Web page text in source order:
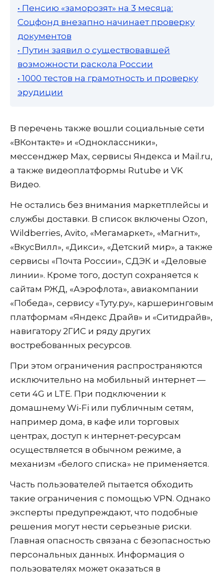
• Пенсию «заморозят» на 3 месяца:
Соцфонд внезапно начинает проверку
документов
• Путин заявил о существовавшей
возможности раскола России
• 1000 тестов на грамотность и проверку
эрудиции
В перечень также вошли социальные сети
«ВКонтакте» и «Одноклассники»,
мессенджер Max, сервисы Яндекса и Mail.ru,
а также видеоплатформы Rutube и VK
Видео.
Не остались без внимания маркетплейсы и
службы доставки. В список включены Ozon,
Wildberries, Avito, «Мегамаркет», «Магнит»,
«ВкусВилл», «Дикси», «Детский мир», а также
сервисы «Почта России», СДЭК и «Деловые
линии». Кроме того, доступ сохраняется к
сайтам РЖД, «Аэрофлота», авиакомпании
«Победа», сервису «Туту.ру», каршеринговым
платформам «Яндекс Драйв» и «Ситидрайв»,
навигатору 2ГИС и ряду других
востребованных ресурсов.
При этом ограничения распространяются
исключительно на мобильный интернет —
сети 4G и LTE. При подключении к
домашнему Wi-Fi или публичным сетям,
например дома, в кафе или торговых
центрах, доступ к интернет-ресурсам
осуществляется в обычном режиме, а
механизм «белого списка» не применяется.
Часть пользователей пытается обходить
такие ограничения с помощью VPN. Однако
эксперты предупреждают, что подобные
решения могут нести серьезные риски.
Главная опасность связана с безопасностью
персональных данных. Информация о
пользователях может оказаться в